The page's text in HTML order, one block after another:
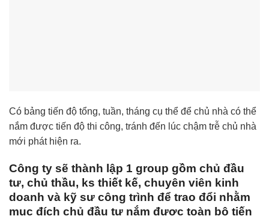
Có bảng tiến độ tổng, tuần, tháng cụ thể để chủ nhà có thể
nắm được tiến độ thi công, tránh đến lúc chậm trễ chủ nhà
mới phát hiện ra.
Công ty sẽ thành lập 1 group gồm chủ đầu
tư, chủ thầu, ks thiết kế, chuyên viên kinh
doanh và kỹ sư công trình để trao đổi nhằm
mục đích chủ đầu tư nắm được toàn bộ tiến